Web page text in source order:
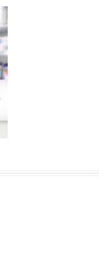
αυτά,
υποβαθμίζουν
για τις
για
τους
ιούς,
στον Covid-